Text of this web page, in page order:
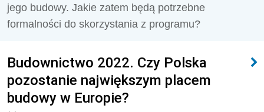
jego budowy. Jakie zatem będą potrzebne
formalności do skorzystania z programu?
Budownictwo 2022. Czy Polska
pozostanie największym placem
budowy w Europie?